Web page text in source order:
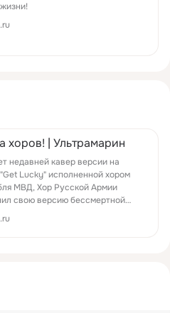
хоров! | Ультрамарин
недавней кавер версии на
Lucky" исполненной хором
МВД, Хор Русской Армии
свою версию бессмертной
Queen "Show must go on"!